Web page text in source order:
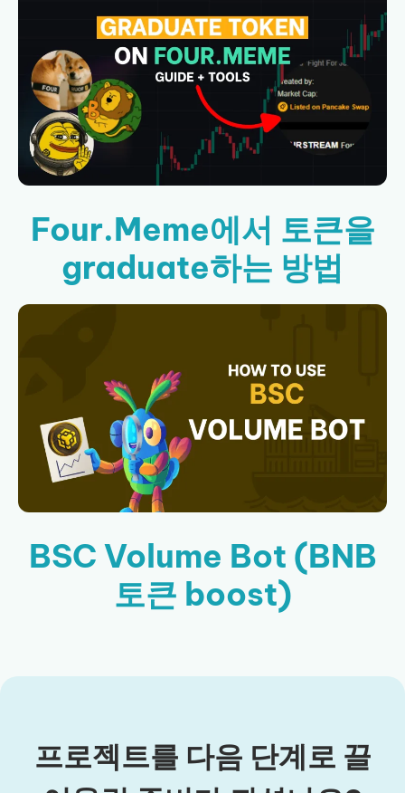
Four.Meme에서 토큰을
graduate하는 방법
BSC Volume Bot (BNB
토큰 boost)
프로젝트를 다음 단계로 끌